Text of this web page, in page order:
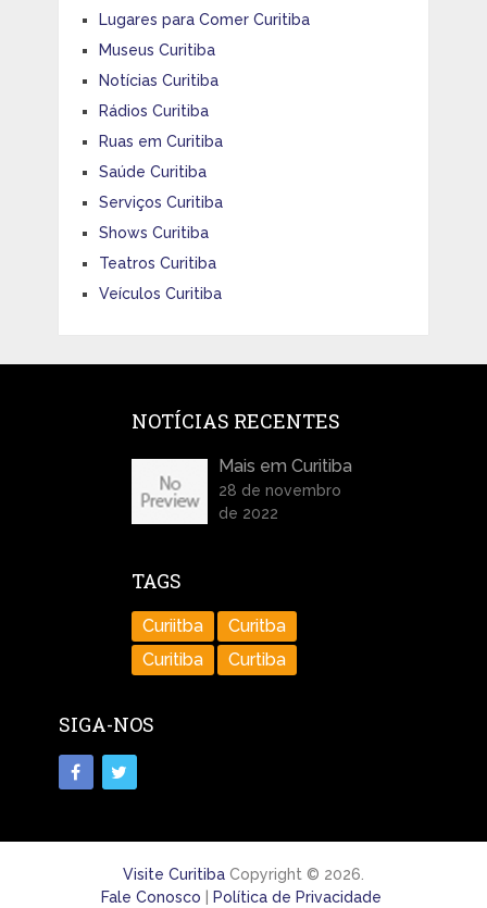
Lugares para Comer Curitiba
Museus Curitiba
Notícias Curitiba
Rádios Curitiba
Ruas em Curitiba
Saúde Curitiba
Serviços Curitiba
Shows Curitiba
Teatros Curitiba
Veículos Curitiba
NOTÍCIAS RECENTES
Mais em Curitiba
28 de novembro
de 2022
TAGS
Curiitba
Curitba
Curitiba
Curtiba
SIGA-NOS
Visite CuritibaCopyright © 2026.
Fale Conosco
Política de Privacidade